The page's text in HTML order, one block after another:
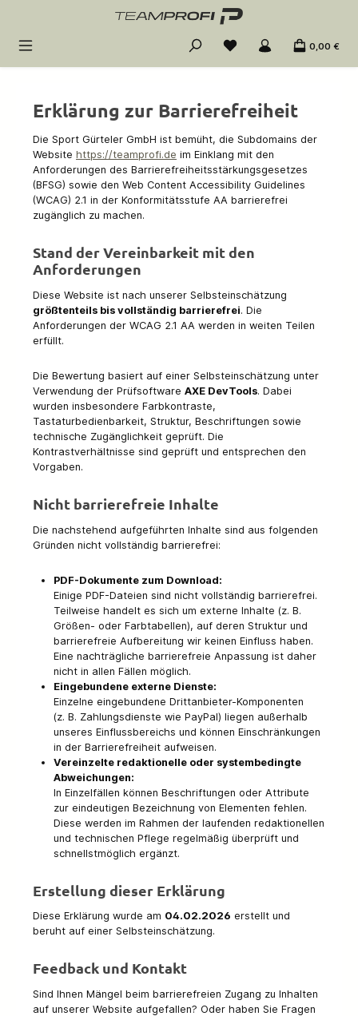
Zum Hauptinhalt springen
0,00 €
Erklärung zur Barrierefreiheit
Die Sport Gürteler GmbH ist bemüht, die Subdomains der
Website https://teamprofi.de im Einklang mit den
Anforderungen des Barrierefreiheitsstärkungsgesetzes
(BFSG) sowie den Web Content Accessibility Guidelines
(WCAG) 2.1 in der Konformitätsstufe AA barrierefrei
zugänglich zu machen.
Stand der Vereinbarkeit mit den
Anforderungen
Diese Website ist nach unserer Selbsteinschätzung
größtenteils bis vollständig barrierefrei. Die
Anforderungen der WCAG 2.1 AA werden in weiten Teilen
erfüllt.
Die Bewertung basiert auf einer Selbsteinschätzung unter
Verwendung der Prüfsoftware AXE DevTools. Dabei
wurden insbesondere Farbkontraste,
Tastaturbedienbarkeit, Struktur, Beschriftungen sowie
technische Zugänglichkeit geprüft. Die
Kontrastverhältnisse sind geprüft und entsprechen den
Vorgaben.
Nicht barrierefreie Inhalte
Die nachstehend aufgeführten Inhalte sind aus folgenden
Gründen nicht vollständig barrierefrei:
PDF-Dokumente zum Download:
Einige PDF-Dateien sind nicht vollständig barrierefrei.
Teilweise handelt es sich um externe Inhalte (z. B.
Größen- oder Farbtabellen), auf deren Struktur und
barrierefreie Aufbereitung wir keinen Einfluss haben.
Eine nachträgliche barrierefreie Anpassung ist daher
nicht in allen Fällen möglich.
Eingebundene externe Dienste:
Einzelne eingebundene Drittanbieter-Komponenten
(z. B. Zahlungsdienste wie PayPal) liegen außerhalb
unseres Einflussbereichs und können Einschränkungen
in der Barrierefreiheit aufweisen.
Vereinzelte redaktionelle oder systembedingte
Abweichungen:
In Einzelfällen können Beschriftungen oder Attribute
zur eindeutigen Bezeichnung von Elementen fehlen.
Diese werden im Rahmen der laufenden redaktionellen
und technischen Pflege regelmäßig überprüft und
schnellstmöglich ergänzt.
Erstellung dieser Erklärung
Diese Erklärung wurde am 04.02.2026 erstellt und
beruht auf einer Selbsteinschätzung.
Feedback und Kontakt
Sind Ihnen Mängel beim barrierefreien Zugang zu Inhalten
auf unserer Website aufgefallen? Oder haben Sie Fragen